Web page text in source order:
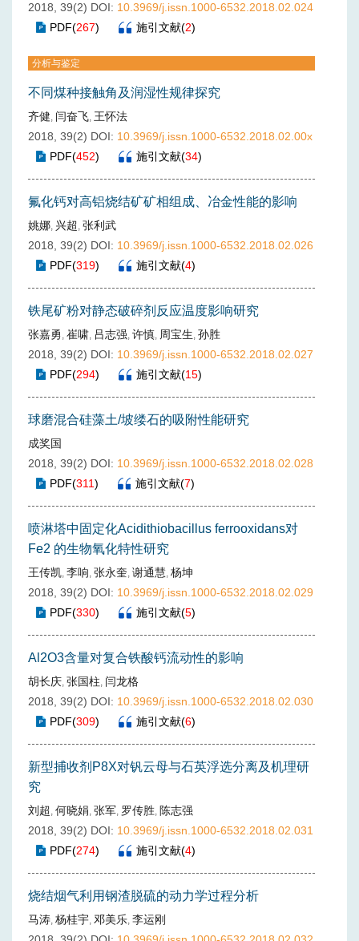
2018, 39(2) DOI: 10.3969/j.issn.1000-6532.2018.02.024
PDF(267) 施引文献(2)
分析与鉴定
不同煤种接触角及润湿性规律探究
齐健, 闫奋飞, 王怀法
2018, 39(2) DOI: 10.3969/j.issn.1000-6532.2018.02.00x
PDF(452) 施引文献(34)
氟化钙对高铝烧结矿矿相组成、冶金性能的影响
姚娜, 兴超 , 张利武
2018, 39(2) DOI: 10.3969/j.issn.1000-6532.2018.02.026
PDF(319) 施引文献(4)
铁尾矿粉对静态破碎剂反应温度影响研究
张嘉勇, 崔啸, 吕志强, 许慎, 周宝生, 孙胜
2018, 39(2) DOI: 10.3969/j.issn.1000-6532.2018.02.027
PDF(294) 施引文献(15)
球磨混合硅藻土/坡缕石的吸附性能研究
成奖国
2018, 39(2) DOI: 10.3969/j.issn.1000-6532.2018.02.028
PDF(311) 施引文献(7)
喷淋塔中固定化Acidithiobacillus ferrooxidans对
Fe2 的生物氧化特性研究
王传凯, 李响, 张永奎, 谢通慧, 杨坤
2018, 39(2) DOI: 10.3969/j.issn.1000-6532.2018.02.029
PDF(330) 施引文献(5)
Al2O3含量对复合铁酸钙流动性的影响
胡长庆, 张国柱, 闫龙格
2018, 39(2) DOI: 10.3969/j.issn.1000-6532.2018.02.030
PDF(309) 施引文献(6)
新型捕收剂P8X对钒云母与石英浮选分离及机理研
究
刘超 , 何晓娟, 张军, 罗传胜, 陈志强
2018, 39(2) DOI: 10.3969/j.issn.1000-6532.2018.02.031
PDF(274) 施引文献(4)
烧结烟气利用钢渣脱硫的动力学过程分析
马涛, 杨桂宇, 邓美乐, 李运刚